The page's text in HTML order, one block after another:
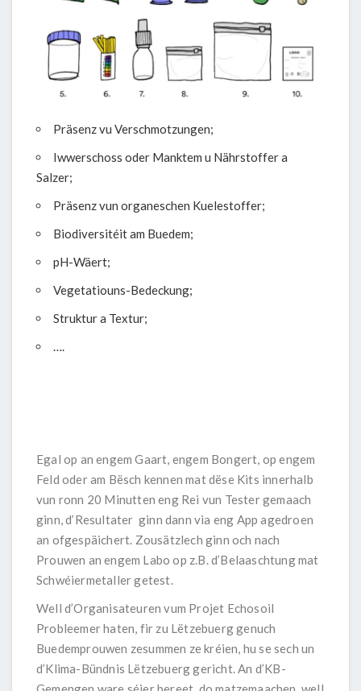
Präsenz vu Verschmotzungen;
Iwwerschoss oder Manktem u Nährstoffer a
Salzer;
Präsenz vun organeschen Kuelestoffer;
Biodiversitéit am Buedem;
pH-Wäert;
Vegetatiouns-Bedeckung;
Struktur a Textur;
….
Egal op an engem Gaart, engem Bongert, op engem
Feld oder am Bësch kennen mat dëse Kits innerhalb
vun ronn 20 Minutten eng Rei vun Tester gemaach
ginn, d’Resultater ginn dann via eng App agedroen
an ofgespäichert. Zousätzlech ginn och nach
Prouwen an engem Labo op z.B. d’Belaaschtung mat
Schwéiermetaller getest.
Well d’Organisateuren vum Projet Echosoil
Probleemer haten, fir zu Lëtzebuerg genuch
Buedemprouwen zesummen ze kréien, hu se sech un
d’Klima-Bündnis Lëtzebuerg gericht. An d’KB-